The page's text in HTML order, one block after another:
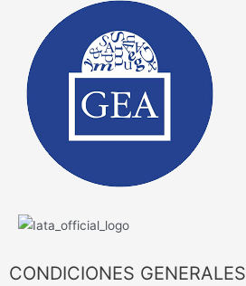
CONDICIONES GENERALES